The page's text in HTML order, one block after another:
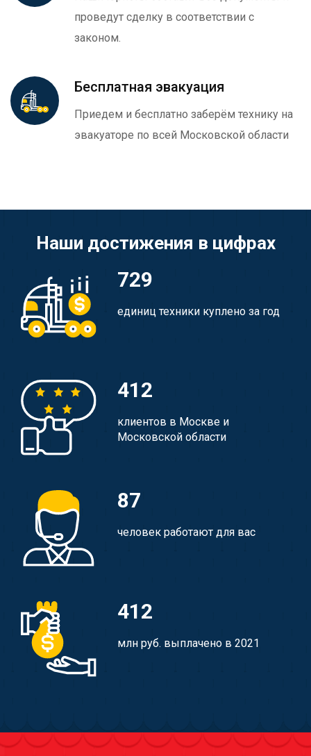
проведут сделку в соответствии с
законом.
Бесплатная эвакуация
Приедем и бесплатно заберём технику на
эвакуаторе по всей Московской области
Наши достижения в цифрах
729
единиц техники куплено за год
412
клиентов в Москве и
Московской области
87
человек работают для вас
412
млн руб. выплачено в 2021